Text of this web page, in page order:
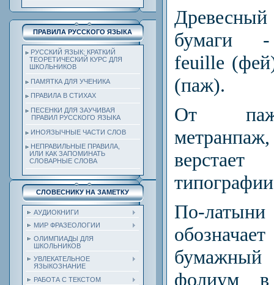
ПРАВИЛА РУССКОГО ЯЗЫКА
РУССКИЙ ЯЗЫК: КРАТКИЙ
ТЕОРЕТИЧЕСКИЙ КУРС ДЛЯ
ШКОЛЬНИКОВ
ПАМЯТКА ДЛЯ УЧЕНИКА
ПРАВИЛА В СТИХАХ
ПЕСЕНКИ ДЛЯ ЗАУЧИВАЯ
ПРАВИЛ РУССКОГО ЯЗЫКА
ИНОЯЗЫЧНЫЕ ЧАСТИ СЛОВ
НЕПРАВИЛЬНЫЕ ПРАВИЛА,
ИЛИ КАК ЗАПОМИНАТЬ
СЛОВАРНЫЕ СЛОВА
СЛОВЕСНИКУ НА ЗАМЕТКУ
АУДИОКНИГИ
МИР ФРАЗЕОЛОГИИ
ОЛИМПИАДЫ ДЛЯ
ШКОЛЬНИКОВ
УВЛЕКАТЕЛЬНОЕ
ЯЗЫКОЗНАНИЕ
РАБОТА С ТЕКСТОМ
бумаги -
feuille
(паж).
От паж
По-
бумажный
фолиум в